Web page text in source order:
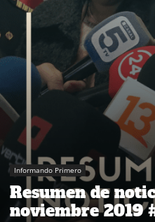
Informando Primero
Resumen de
noviembre 2019